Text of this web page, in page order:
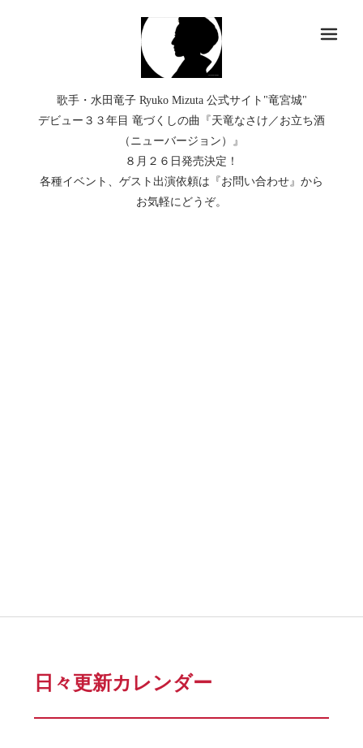
歌手・水田竜子 Ryuko Mizuta 公式サイト"竜宮城"
デビュー３３年目 竜づくしの曲『天竜なさけ／お立ち酒
（ニューバージョン）』
８月２６日発売決定！
各種イベント、ゲスト出演依頼は『お問い合わせ』から
お気軽にどうぞ。
日々更新カレンダー